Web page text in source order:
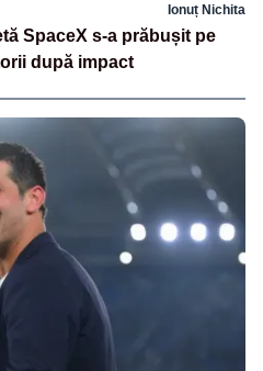
Ionuț Nichita
SpaceX s-a prăbușit pe
după impact